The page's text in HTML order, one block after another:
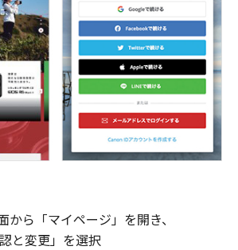
から「マイページ」を開き、
と変更」を選択